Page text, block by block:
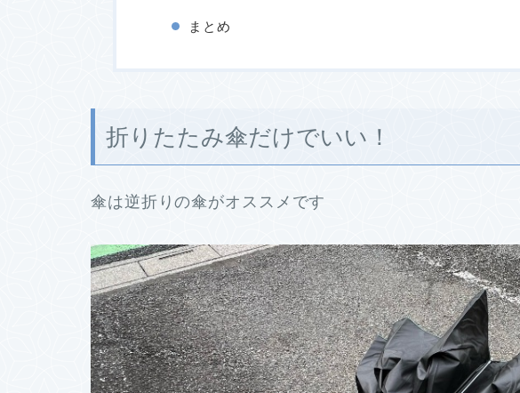
まとめ
折りたたみ傘だけでいい！
傘は逆折りの傘がオススメです